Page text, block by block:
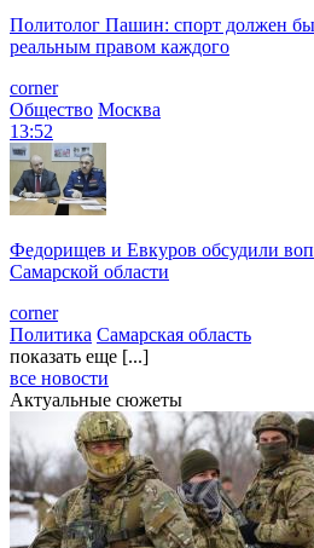
Политолог Пашин: спорт должен
реальным правом каждого
corner
Общество Москва
13:52
Федорищев и Евкуров обсудили
Самарской области
corner
Политика Самарская область
показать еще [...]
все новости
Актуальные сюжеты